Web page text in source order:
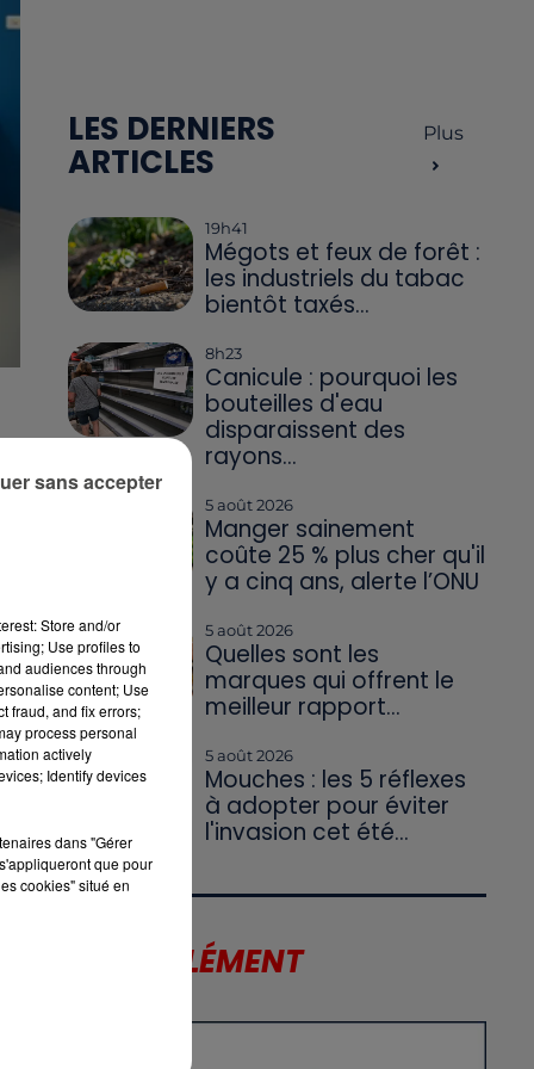
LES DERNIERS
ARTICLES
Plus
19h41
Mégots et feux de forêt :
les industriels du tabac
bientôt taxés...
8h23
Canicule : pourquoi les
bouteilles d'eau
disparaissent des
rayons...
5 août 2026
Manger sainement
coûte 25 % plus cher qu'il
y a cinq ans, alerte l’ONU
5 août 2026
Quelles sont les
marques qui offrent le
meilleur rapport...
5 août 2026
Mouches : les 5 réflexes
à adopter pour éviter
l'invasion cet été...
LE SUPPLÉMENT
Store and/or
Use profiles to
audiences through
content; Use
fraud, and fix errors;
process personal
actively
Identify devices
dans "Gérer
que pour
cookies" situé en
sans accepter